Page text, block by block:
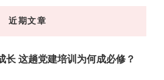
近期文章
长 这趟党建培训为何成必修？